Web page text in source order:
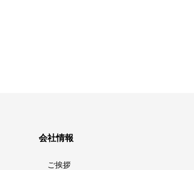
会社情報
ご挨拶